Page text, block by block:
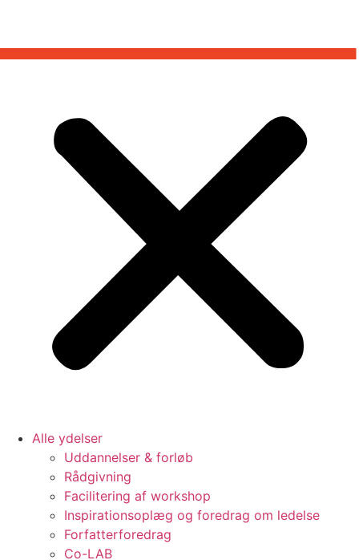
Alle ydelser
Uddannelser & forløb
Rådgivning
Facilitering af workshop
Inspirationsoplæg og foredrag om ledelse
Forfatterforedrag
Co-LAB